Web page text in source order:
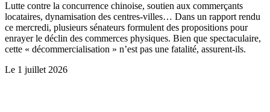
Lutte contre la concurrence chinoise, soutien aux commerçants
locataires, dynamisation des centres-villes… Dans un rapport rendu
ce mercredi, plusieurs sénateurs formulent des propositions pour
enrayer le déclin des commerces physiques. Bien que spectaculaire,
cette « décommercialisation » n’est pas une fatalité, assurent-ils.
Le 1 juillet 2026